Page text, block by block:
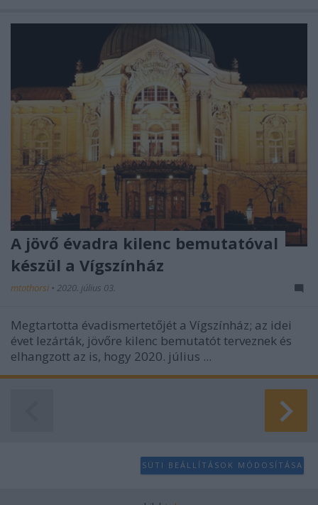
A jövő évadra kilenc bemutatóval
készül a Vígszínház
mtothorsi • 2020. július 03.
Megtartotta évadismertetőjét a Vígszínház; az idei
évet lezárták, jövőre kilenc bemutatót terveznek és
elhangzott az is, hogy 2020. július ...
SÜTI BEÁLLÍTÁSOK MÓDOSÍTÁSA